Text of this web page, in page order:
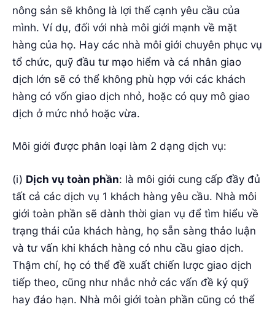
nông sản sẽ không là lợi thế cạnh yêu cầu của
mình. Ví dụ, đối với nhà môi giới mạnh về mặt
hàng của họ. Hay các nhà môi giới chuyên phục vụ
tổ chức, quỹ đầu tư mạo hiểm và cá nhân giao
dịch lớn sẽ có thể không phù hợp với các khách
hàng có vốn giao dịch nhỏ, hoặc có quy mô giao
dịch ở mức nhỏ hoặc vừa.
Môi giới được phân loại làm 2 dạng dịch vụ:
(i) Dịch vụ toàn phần: là môi giới cung cấp đầy đủ
tất cả các dịch vụ 1 khách hàng yêu cầu. Nhà môi
giới toàn phần sẽ dành thời gian vụ để tìm hiểu về
trạng thái của khách hàng, họ sẵn sàng thảo luận
và tư vấn khi khách hàng có nhu cầu giao dịch.
Thậm chí, họ có thể đề xuất chiến lược giao dịch
tiếp theo, cũng như nhắc nhở các vấn đề ký quỹ
hay đáo hạn. Nhà môi giới toàn phần cũng có thể